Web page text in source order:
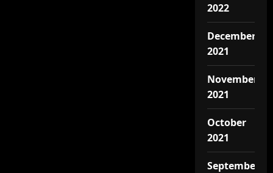
2022
December
2021
November
2021
October
2021
September